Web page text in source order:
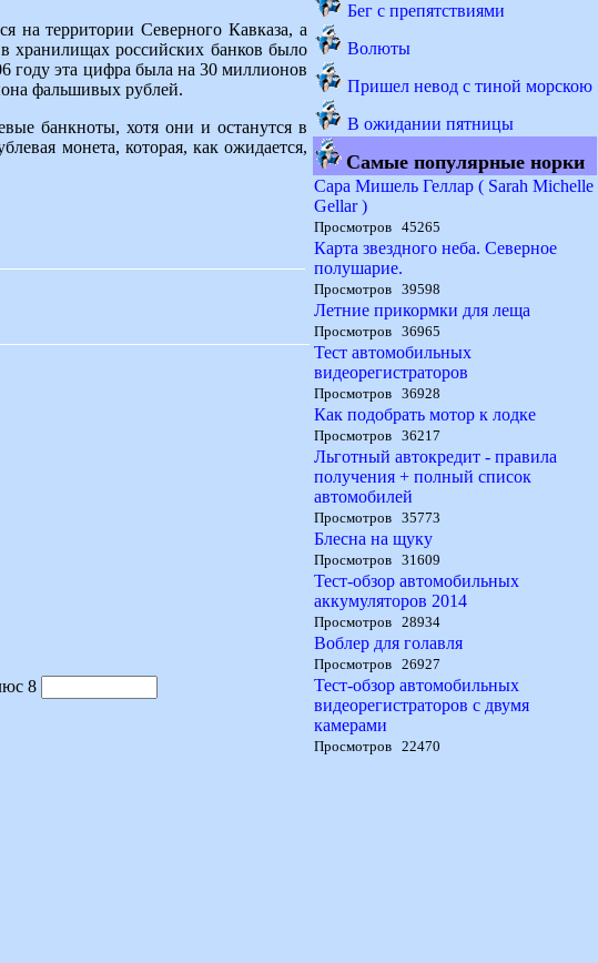
на территории Северного Кавказа, а
хранилищах российских банков было
году эта цифра была на 30 миллионов
фальшивых рублей.
банкноты, хотя они и останутся в
монета, которая, как ожидается,
8
Бег с препятствиями
Волюты
Пришел невод с тиной морскою
В ожидании пятницы
Самые популярные норки
Сара Мишель Геллар ( Sarah Michelle
Gellar )
Просмотров 45265
Карта звездного неба. Северное
полушарие.
Просмотров 39598
Летние прикормки для леща
Просмотров 36965
Тест автомобильных
видеорегистраторов
Просмотров 36928
Как подобрать мотор к лодке
Просмотров 36217
Льготный автокредит - правила
получения + полный список
автомобилей
Просмотров 35773
Блесна на щуку
Просмотров 31609
Тест-обзор автомобильных
аккумуляторов 2014
Просмотров 28934
Воблер для голавля
Просмотров 26927
Тест-обзор автомобильных
видеорегистраторов с двумя
камерами
Просмотров 22470